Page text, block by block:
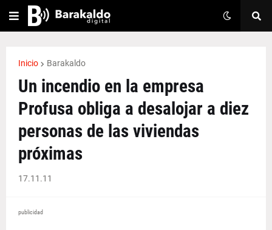
Inicio Barakaldo
Un incendio en la empresa
Profusa obliga a desalojar a diez
personas de las viviendas
próximas
17.11.11
publicidad